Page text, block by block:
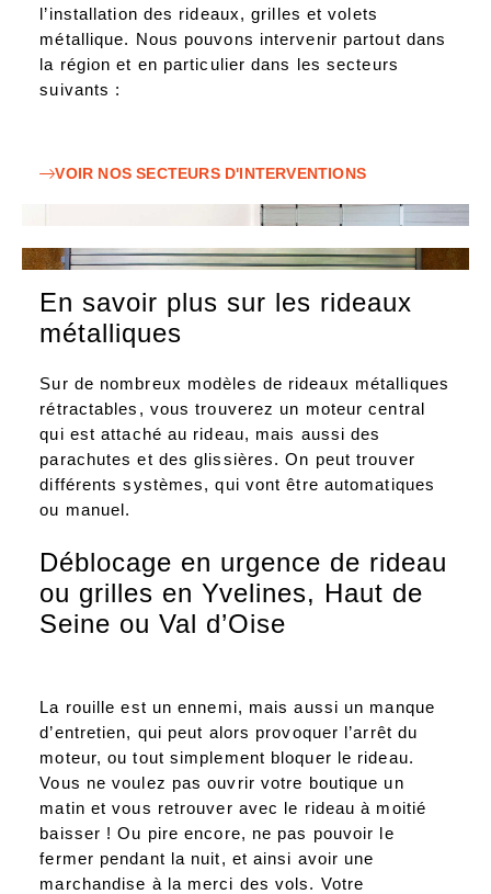
l’installation des rideaux, grilles et volets
métallique. Nous pouvons intervenir partout dans
la région et en particulier dans les secteurs
suivants :
VOIR NOS SECTEURS D'INTERVENTIONS
En savoir plus sur les rideaux
métalliques
Sur de nombreux modèles de rideaux métalliques
rétractables, vous trouverez un moteur central
qui est attaché au rideau, mais aussi des
parachutes et des glissières. On peut trouver
différents systèmes, qui vont être automatiques
ou manuel.
Déblocage en urgence de rideau
ou grilles en Yvelines, Haut de
Seine ou Val d’Oise
La rouille est un ennemi, mais aussi un manque
d’entretien, qui peut alors provoquer l’arrêt du
moteur, ou tout simplement bloquer le rideau.
Vous ne voulez pas ouvrir votre boutique un
matin et vous retrouver avec le rideau à moitié
baisser ! Ou pire encore, ne pas pouvoir le
fermer pendant la nuit, et ainsi avoir une
marchandise à la merci des vols. Votre